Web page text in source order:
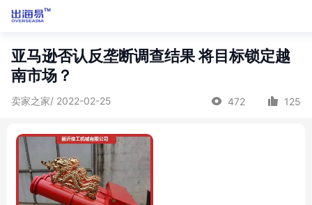
亚马逊否认反垄断调查结果 将目标锁定越
南市场？
卖家之家/ 2022-02-25 472 125